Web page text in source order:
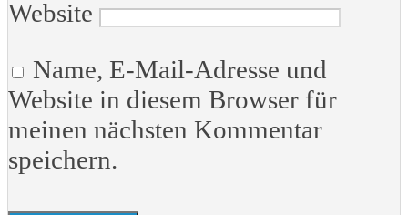
Website
Name, E-Mail-Adresse und
Website in diesem Browser für
meinen nächsten Kommentar
speichern.